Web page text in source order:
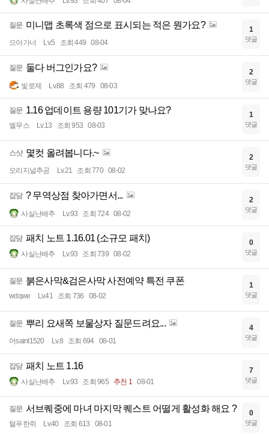
질문 미니맵 초록색 점으로 표시되는 적은 뭔가요?
으아가너 Lv.5 조회 449 08-04
1
댓글
질문 둘다 버그인가요?
빛로제 Lv.88 조회 479 08-03
2
댓글
질문 1.16 업데이트 용량 101기가 맞나요?
엘무스 Lv.13 조회 953 08-03
1
댓글
스샷 몇컷 올려봅니다.~
오리지널추공 Lv.21 조회 770 08-02
2
댓글
잡담 ? 무역상점 찾아가면서...
사실난배추 Lv.93 조회 724 08-02
2
댓글
잡담 패치 노트 1.16.01 (소규모 패치)
사실난배추 Lv.93 조회 739 08-02
0
댓글
질문 붉은사막&검은사막 사전예약 특전 쿠폰
wdqwe Lv.41 조회 736 08-02
1
댓글
질문 뿌리 요새쪽 보물상자 질문드려요...
어saint1520 Lv.8 조회 694 08-01
4
댓글
잡담 패치 노트 1.16
사실난배추 Lv.93 조회 965 추천 1 08-01
7
댓글
질문 서브퀘중에 마녀 마지막 퀘스트 어떨게 활성화 해요 ?
털푸한쥐 Lv.40 조회 613 08-01
0
댓글